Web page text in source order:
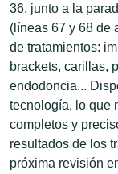
36, junto a la
(líneas 67 y 68 de
de tratamientos:
brackets, carillas,
endodoncia...
tecnología, lo que
completos y
resultados de los
próxima revisión